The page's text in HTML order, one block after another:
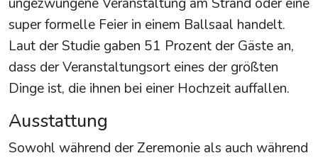
super formelle Feier in einem Ballsaal handelt.
Laut der Studie gaben 51 Prozent der Gäste an,
dass der Veranstaltungsort eines der größten
Dinge ist, die ihnen bei einer Hochzeit auffallen.
Ausstattung
Sowohl während der Zeremonie als auch während